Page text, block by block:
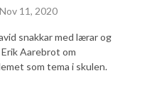
Nov 11, 2020
snakkar med lærar og
Aarebrot om
som tema i skulen.